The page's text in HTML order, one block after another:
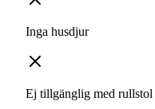
Inga husdjur
Ej tillgänglig med rullstol